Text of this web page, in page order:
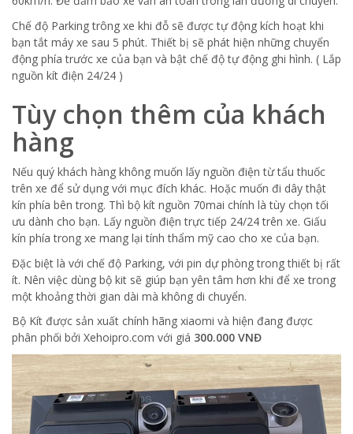
Chế độ Parking trông xe khi đỗ sẽ được tự động kích hoạt khi
bạn tắt máy xe sau 5 phút. Thiết bị sẽ phát hiện những chuyển
động phía trước xe của bạn và bật chế độ tự động ghi hình. ( Lắp
nguồn kít điện 24/24 )
Tùy chọn thêm của khách
hàng
Nếu quý khách hàng không muốn lấy nguồn điện từ tẩu thuốc
trên xe để sử dụng với mục đích khác. Hoặc muốn đi dây thật
kín phía bên trong. Thì bộ kít nguồn 70mai chính là tùy chọn tối
ưu dành cho bạn. Lấy nguồn điện trực tiếp 24/24 trên xe. Giấu
kín phía trong xe mang lại tính thẩm mỹ cao cho xe của bạn.
Đặc biệt là với chế độ Parking, với pin dự phòng trong thiết bị rất
ít. Nên việc dùng bộ kit sẽ giúp bạn yên tâm hơn khi để xe trong
một khoảng thời gian dài mà không di chuyển.
Bộ Kít được sản xuất chính hãng xiaomi và hiện đang được
phân phối bởi Xehoipro.com với giá 300.000 VNĐ